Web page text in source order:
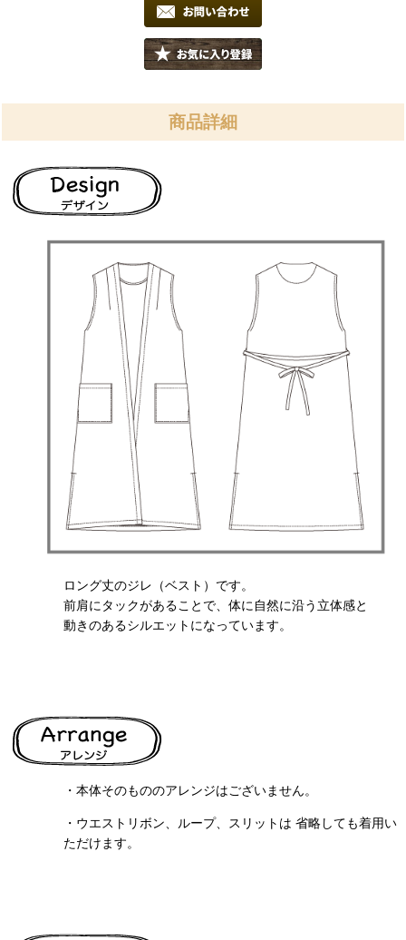
商品詳細
ロング丈のジレ（ベスト）です。
前肩にタックがあることで、体に自然に沿う立体感と
動きのあるシルエットになっています。
・本体そのもののアレンジはございません。
・ウエストリボン、ループ、スリットは 省略しても着用い
ただけます。